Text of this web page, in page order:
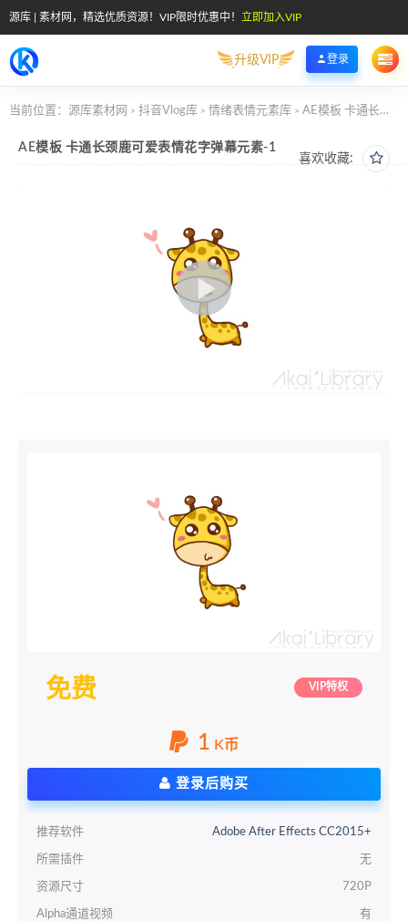
源库 | 素材网，精选优质资源！VIP限时优惠中！ 立即加入VIP
升级VIP 登录
当前位置： 源库素材网 > 抖音Vlog库 > 情绪表情元素库 > AE模板 卡通长颈鹿可爱表情花字弹幕元素-1
喜欢收藏:
AE模板 卡通长颈鹿可爱表情花字弹幕元素-1
免费 VIP特权
1 K币
登录后购买
推荐软件 Adobe After Effects CC2015+
所需插件 无
资源尺寸 720P
Alpha通道视频 有